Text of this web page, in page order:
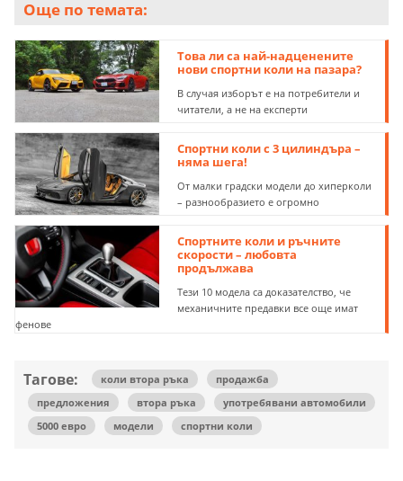
Още по темата:
Това ли са най-надценените
нови спортни коли на пазара?
В случая изборът е на потребители и
читатели, а не на експерти
Спортни коли с 3 цилиндъра –
няма шега!
От малки градски модели до хиперколи
– разнообразието е огромно
Спортните коли и ръчните
скорости – любовта
продължава
Тези 10 модела са доказателство, че
механичните предавки все още имат
фенове
Тагове: коли втора ръка
продажба
предложения
втора ръка
употребявани автомобили
5000 евро
модели спортни коли